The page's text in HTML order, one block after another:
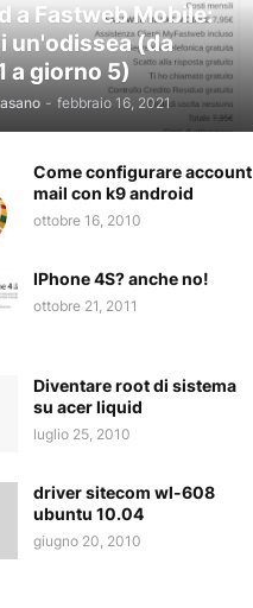
a Fastweb Mobile:
un'odissea (da
a giorno 5)
- febbraio 16, 2021
Come configurare account
mail con k9 android
ottobre 16, 2010
IPhone 4S? anche no!
ottobre 21, 2011
Diventare root di sistema
su acer liquid
luglio 25, 2010
driver sitecom wl-608
ubuntu 10.04
giugno 20, 2010